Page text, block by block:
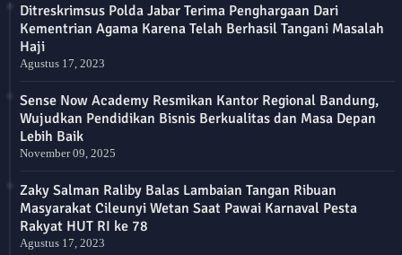
Ditreskrimsus Polda Jabar Terima Penghargaan Dari
Kementrian Agama Karena Telah Berhasil Tangani Masalah
Haji
Agustus 17, 2023
Sense Now Academy Resmikan Kantor Regional Bandung,
Wujudkan Pendidikan Bisnis Berkualitas dan Masa Depan
Lebih Baik
November 09, 2025
Zaky Salman Raliby Balas Lambaian Tangan Ribuan
Masyarakat Cileunyi Wetan Saat Pawai Karnaval Pesta
Rakyat HUT RI ke 78
Agustus 17, 2023